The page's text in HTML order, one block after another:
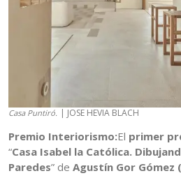
Casa Puntiró. | JOSE HEVIA BLACH
Premio Interiorismo:El primer
“Casa Isabel la Católica.
Paredes” de Agustín Gor Gómez